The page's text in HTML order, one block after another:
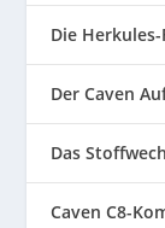
Die
Der Caven
Das
Caven C8-